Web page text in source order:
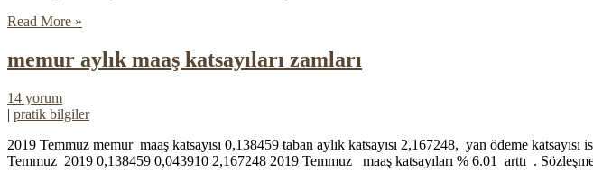
Read More »
memur aylık maaş katsayıları zamları
14 yorum
| pratik bilgiler
2019 Temmuz memur maaş katsayısı 0,138459 taban aylık katsayısı 2,167248, yan ödeme
Temmuz 2019 0,138459 0,043910 2,167248 2019 Temmuz maaş katsayıları % 6.01 arttı .